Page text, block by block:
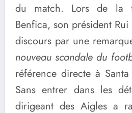
du match. Lors de la
Benfica, son président
discours par une
nouveau scandale du
référence directe à
Sans entrer dans les
dirigeant des Aigles a